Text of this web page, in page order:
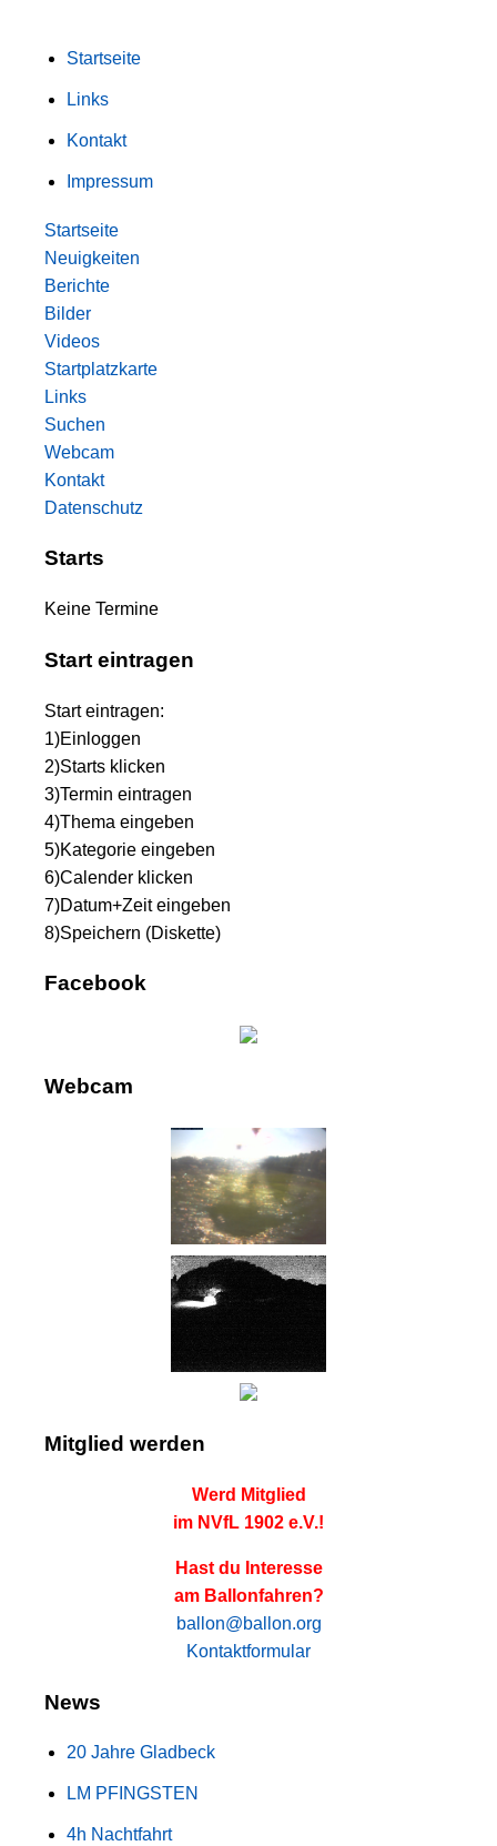
Startseite
Links
Kontakt
Impressum
Startseite
Neuigkeiten
Berichte
Bilder
Videos
Startplatzkarte
Links
Suchen
Webcam
Kontakt
Datenschutz
Starts
Keine Termine
Start eintragen
Start eintragen:
1)Einloggen
2)Starts klicken
3)Termin eintragen
4)Thema eingeben
5)Kategorie eingeben
6)Calender klicken
7)Datum+Zeit eingeben
8)Speichern (Diskette)
Facebook
Webcam
Mitglied werden
Werd Mitglied
im NVfL 1902 e.V.!
Hast du Interesse
am Ballonfahren?
ballon@ballon.org
Kontaktformular
News
20 Jahre Gladbeck
LM PFINGSTEN
4h Nachtfahrt